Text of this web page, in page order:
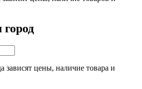
зависят цены, наличие товара и